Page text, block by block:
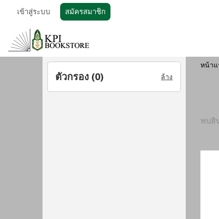
เข้าสู่ระบบ สมัครสมาชิก
หน้าแ
พบสิ
ตัวกรอง (0) ล้าง